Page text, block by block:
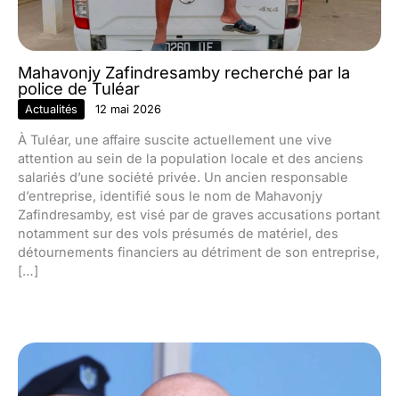
Mahavonjy Zafindresamby recherché par la
police de Tuléar
Actualités 12 mai 2026
À Tuléar, une affaire suscite actuellement une vive
attention au sein de la population locale et des anciens
salariés d’une société privée. Un ancien responsable
d’entreprise, identifié sous le nom de Mahavonjy
Zafindresamby, est visé par de graves accusations portant
notamment sur des vols présumés de matériel, des
détournements financiers au détriment de son entreprise,
[…]